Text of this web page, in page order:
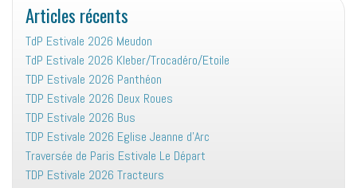
Articles récents
TdP Estivale 2026 Meudon
TdP Estivale 2026 Kleber/Trocadéro/Etoile
TDP Estivale 2026 Panthéon
TDP Estivale 2026 Deux Roues
TDP Estivale 2026 Bus
TDP Estivale 2026 Eglise Jeanne d’Arc
Traversée de Paris Estivale Le Départ
TDP Estivale 2026 Tracteurs